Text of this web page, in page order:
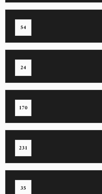
54
24
170
231
35